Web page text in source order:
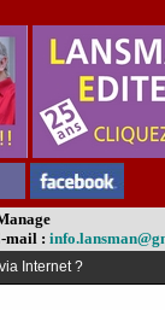
mail :
Internet ?